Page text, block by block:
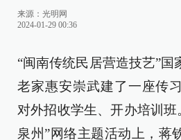
来源： 光明网
2024-01-29 00:36
“闽南传统民居营造技艺”国
老家惠安崇武建了一座传
对外招收学生、开办培训班
泉州”网络主题活动上，蒋